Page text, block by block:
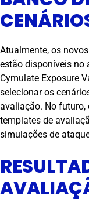
Atualmente, os
estão disponíveis no
Cymulate Exposure
selecionar os
avaliação. No futuro,
templates de
simulações de